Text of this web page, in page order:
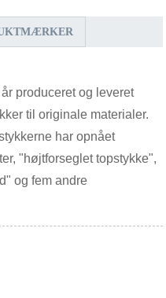
produceret og leveret
til originale materialer.
har opnået
"højtforseglet topstykke",
og fem andre